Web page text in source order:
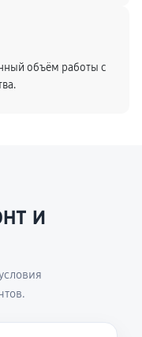
объём работы с
и